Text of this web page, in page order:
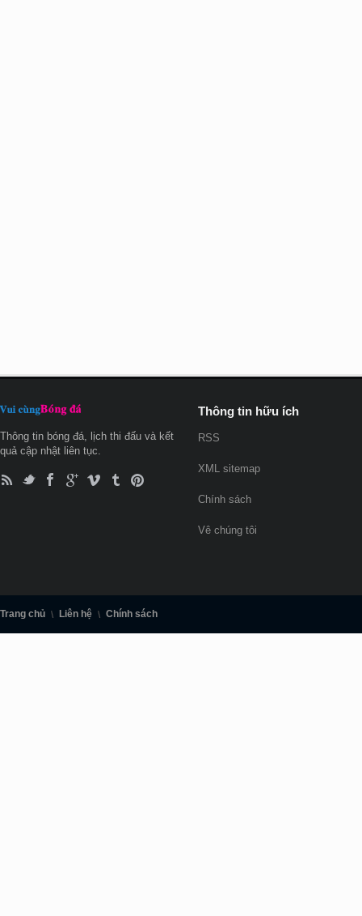
Thông tin bóng đá, lịch thi đấu và kết
quả cập nhật liên tục.
Thông tin hữu ích
RSS
XML sitemap
Chính sách
Vê chúng tôi
Trang chủ Liên hệ Chính sách